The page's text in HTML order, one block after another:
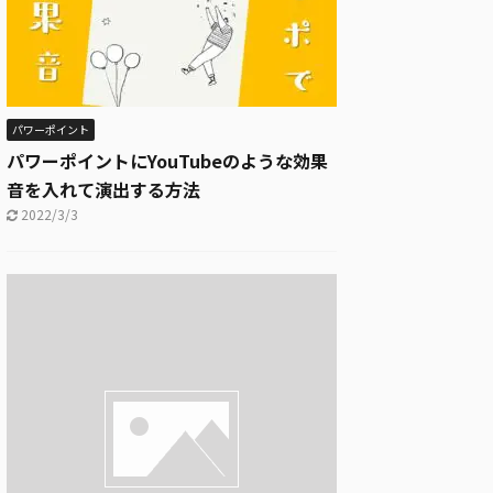
パワーポイント
パワーポイントにYouTubeのような効果
音を入れて演出する方法
2022/3/3